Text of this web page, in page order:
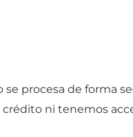
cuando el cliente
hacerse
se harán en
y sólo procederán al
en su empaque
procesa de forma
ni tenemos